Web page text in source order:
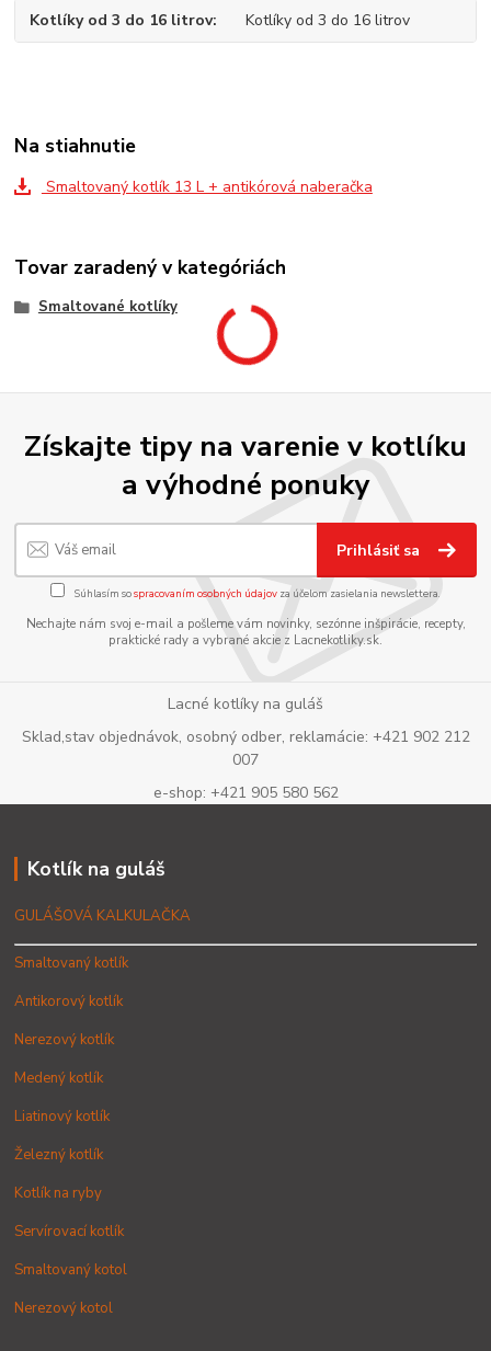
Kotlíky od 3 do 16 litrov Kotlíky od 3 do 16 litrov
Na stiahnutie
Smaltovaný kotlík 13 L + antikórová naberačka
Tovar zaradený v kategóriách
Smaltované kotlíky
Získajte tipy na varenie v kotlíku
a výhodné ponuky
Prihlásiť sa
Súhlasím sospracovaním osobných údajov za účelom zasielania newslettera.
Nechajte nám svoj e-mail a pošleme vám novinky, sezónne inšpirácie, recepty,
praktické rady a vybrané akcie z Lacnekotliky.sk.
Lacné kotlíky na guláš
Sklad,stav objednávok, osobný odber, reklamácie: +421 902 212
007
e-shop: +421 905 580 562
Kotlík na guláš
GULÁŠOVÁ KALKULAČKA
Smaltovaný kotlík
Antikorový kotlík
Nerezový kotlík
Medený kotlík
Liatinový kotlík
Železný kotlík
Kotlík na ryby
Servírovací kotlík
Smaltovaný kotol
Nerezový kotol